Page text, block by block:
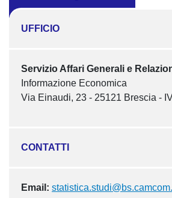
UFFICIO
Servizio Affari Generali e
Informazione Economica
Via Einaudi, 23 - 25121 Brescia -
CONTATTI
Email: